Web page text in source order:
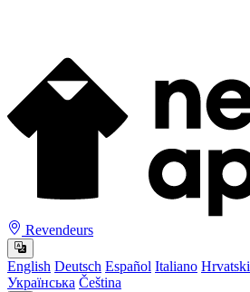
Revendeurs
English Deutsch Español Italiano Hrvatski
Українська Čeština